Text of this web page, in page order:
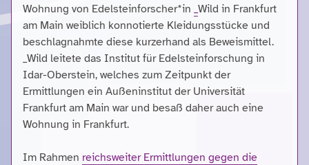
Wohnung von Edelsteinforscher*in Wild in Frankfurt
am Main weiblich konnotierte Kleidungsstücke und
beschlagnahmte diese kurzerhand als Beweismittel.
_Wild leitete das Institut für Edelsteinforschung in
Idar-Oberstein, welches zum Zeitpunkt der
Ermittlungen ein Außeninstitut der Universität
Frankfurt am Main war und besaß daher auch eine
Wohnung in Frankfurt.
Im Rahmen reichsweiter Ermittlungen gegen die